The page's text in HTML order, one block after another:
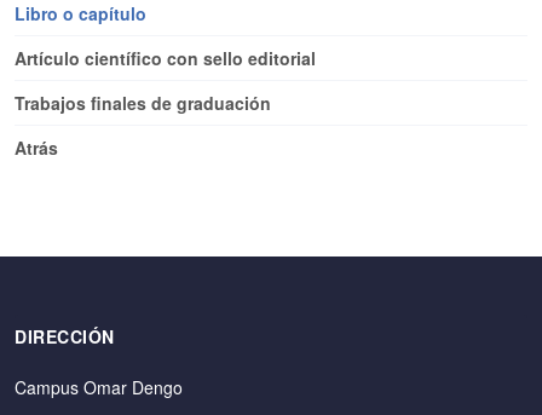
Libro o capítulo
Artículo científico con sello editorial
Trabajos finales de graduación
Atrás
DIRECCIÓN
Campus Omar Dengo